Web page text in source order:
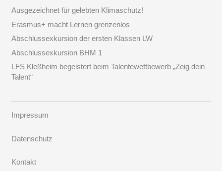
Ausgezeichnet für gelebten Klimaschutz!
Erasmus+ macht Lernen grenzenlos
Abschlussexkursion der ersten Klassen LW
Abschlussexkursion BHM 1
LFS Kleßheim begeistert beim Talentewettbewerb „Zeig dein
Talent“
Impressum
Datenschutz
Kontakt